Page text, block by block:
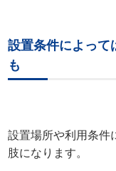
設置条件によって
も
設置場所や利用条件
肢になります。